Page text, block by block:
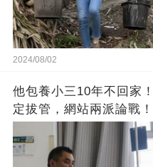
2024/08/02
他包養小三10年不回家
定拔管，網站兩派論戰！